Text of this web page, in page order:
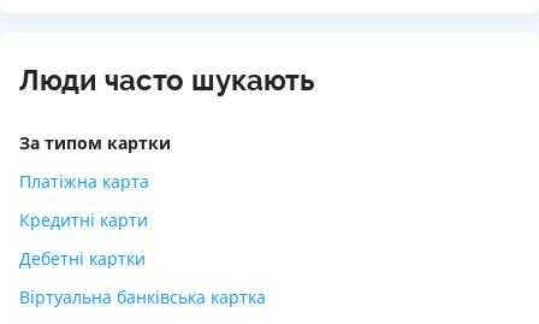
Люди часто шукають
За типом картки
Платіжна карта
Кредитні карти
Дебетні картки
Віртуальна банківська картка